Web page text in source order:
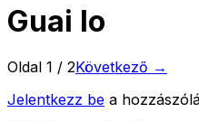
Guai lo
Oldal 1 / 2Következő →
Jelentkezz be a